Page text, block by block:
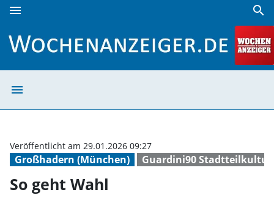
menu search
menu
Großhadern (München) Guardini90
Veröffentlicht am 29.01.2026 09:27
So geht Wahl